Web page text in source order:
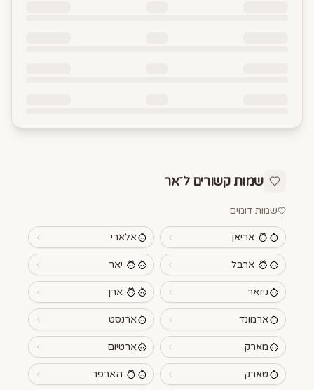
שמות קשורים ל־אר
שמות דומים
אריאן אלארי
ארבל יאר
ניזאר ארן
ארמונד ארנסט
מארק ארטיום
טארק הארפר